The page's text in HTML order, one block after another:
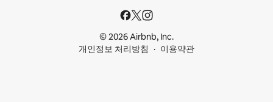
© 2026 Airbnb, Inc.
개인정보 처리방침
이용약관